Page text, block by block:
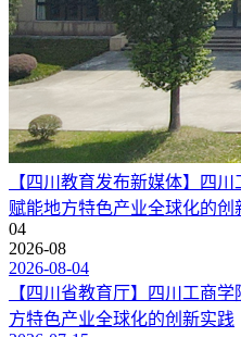
【四川教育发布新媒体】四
赋能地方特色产业全球化的创
04
2026-08
2026-08-04
【四川省教育厅】四川工商
方特色产业全球化的创新实践